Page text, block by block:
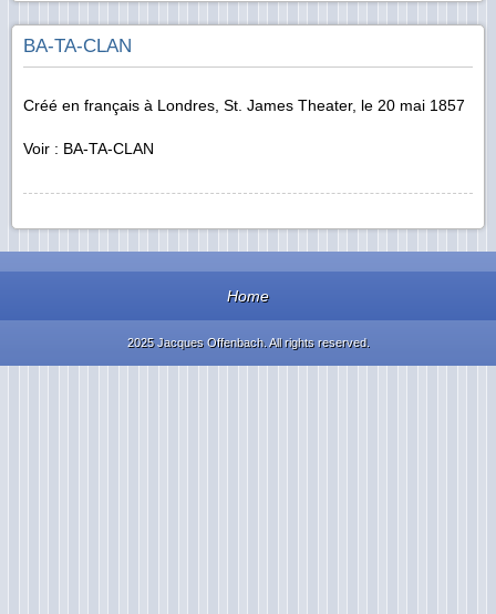
BA-TA-CLAN
Créé en français à Londres, St. James Theater, le 20 mai 1857
Voir : BA-TA-CLAN
Home
2025 Jacques Offenbach. All rights reserved.